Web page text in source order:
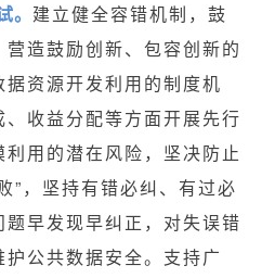
。 建立健全容错机制，鼓
造鼓励创新、包容创新的
资源开发利用的制度机
收益分配等方面开展先行
用的潜在风险，坚决防止
”，坚持有错必纠、有过必
早发现早纠正，对失误错
公共数据安全。支持广